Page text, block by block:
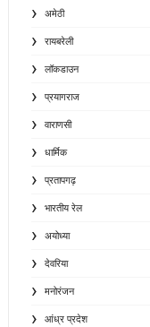
अमेठी
रायबरेली
लॉकडाउन
प्रयागराज
वाराणसी
धार्मिक
प्रतापगढ़
भारतीय रेल
अयोध्या
देवरिया
मनोरंजन
आंध्र प्रदेश